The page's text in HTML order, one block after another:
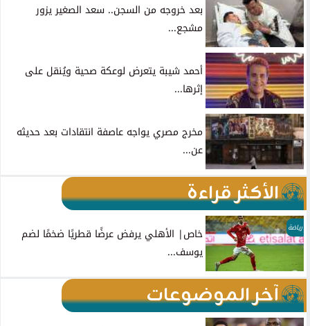
بعد خروجه من السجن.. سعد الصغير يزور
مشجع...
أحمد شيبة يتعرض لوعكة صحية ويُنقل على
إثرها...
مخرج مصري يواجه عاصفة انتقادات بعد حديثه
عن...
الأكثر قراءة
رياضة
خاص| الأهلي يرفض عرضًا قطريًا ضخمًا لضم
يوسف...
آخر الموضوعات